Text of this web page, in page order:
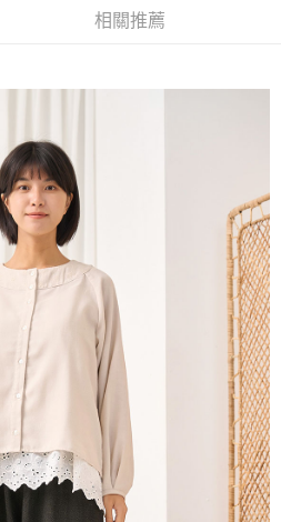
後才付款」的支付方式。 讓您購物簡單
卡、不需儲值。
證，即可結帳。
再付款。
後付」後，將跳轉至「AFTEE先享後付」
額後，即可完成結帳。
費通知簡訊。
點擊此簡訊中的連結，可透過四大超商／
付款，方視為交易完成。
立刻繳費，但若您需要取消訂單，請聯絡
消之訂單仍視為有效，需透過AFTEE先享
後付 」之結帳頁面顯示為準，若有關於
款等相關疑問，請聯繫「AFTEE先享後付
support/home
提供之「AFTEE先享後付」服務完成之交
上)免運費
上)免運費
上)免運費
上)免運費
)
以上)免運費
相關推薦